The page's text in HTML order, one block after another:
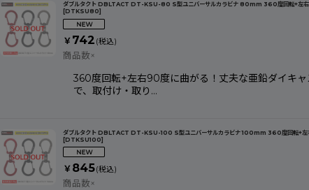
ダブルタクト DBLTACT DT-KSU-80 S型ユニバーサルカラビナ 80mm 360度回転+左右
[DTKSU80]
￥ 742 (税込)
商品数×
360度回転+左右90度に曲がる！丈夫な亜鉛ダイキ
で、取付け・取り…
ダブルタクト DBLTACT DT-KSU-100 S型ユニバーサルカラビナ 100mm 360度回転+左
[DTKSU100]
￥ 845(税込)
商品数×